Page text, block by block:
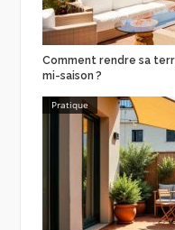
Comment rendre sa
mi-saison ?
Pratique